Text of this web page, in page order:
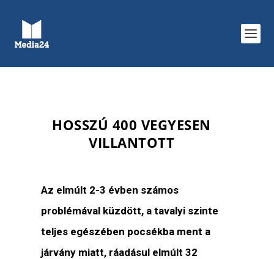
HOSSZÚ 400 VEGYESEN
VILLANTOTT
Az elmúlt 2-3 évben számos
problémával küzdött, a tavalyi szinte
teljes egészében pocsékba ment a
járvány miatt, ráadásul elmúlt 32